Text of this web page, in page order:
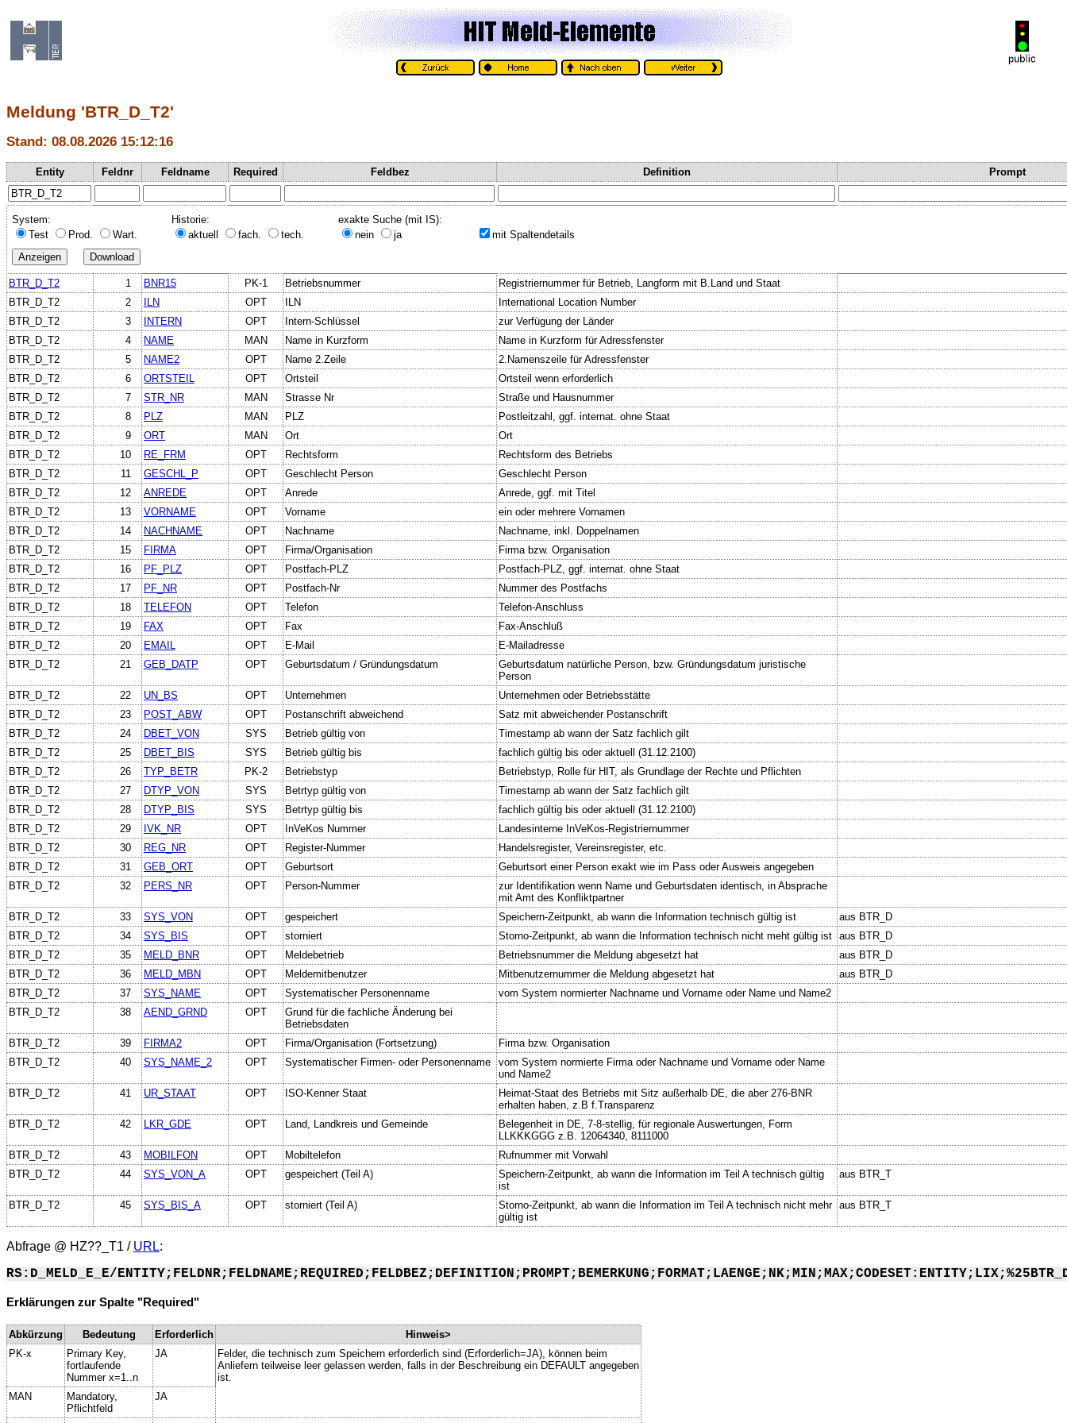
Meldung 'BTR_D_T2'
Stand: 08.08.2026 15:12:16
Entity Feldnr Feldname Required Feldbez Definition Prompt
System:
Test
Prod. Wart.
Historie:
aktuell
fach. tech.
exakte Suche (mit IS):
nein
ja mit Spaltendetails
BTR_D_T2 1 BNR15 PK-1 Betriebsnummer
Registriernummer für Betrieb, Langform mit B.Land und Staat
BTR_D_T2
2 ILN OPT ILN
International Location Number
BTR_D_T2
3 INTERN OPT Intern-Schlüssel
zur Verfügung der Länder
BTR_D_T2
4 NAME MAN Name in Kurzform
Name in Kurzform für Adressfenster
BTR_D_T2
5 NAME2 OPT Name 2.Zeile
2.Namenszeile für Adressfenster
BTR_D_T2
6 ORTSTEIL OPT Ortsteil
Ortsteil wenn erforderlich
BTR_D_T2
7 STR_NR MAN Strasse Nr
Straße und Hausnummer
BTR_D_T2
8 PLZ MAN PLZ
Postleitzahl, ggf. internat. ohne Staat
BTR_D_T2
9 ORT MAN Ort
Ort
BTR_D_T2
10 RE_FRM OPT Rechtsform
Rechtsform des Betriebs
BTR_D_T2
11 GESCHL_P OPT Geschlecht Person
Geschlecht Person
BTR_D_T2
12 ANREDE OPT Anrede
Anrede, ggf. mit Titel
BTR_D_T2
13 VORNAME OPT Vorname
ein oder mehrere Vornamen
BTR_D_T2
14 NACHNAME OPT Nachname
Nachname, inkl. Doppelnamen
BTR_D_T2
15 FIRMA OPT Firma/Organisation
Firma bzw. Organisation
BTR_D_T2
16 PF_PLZ OPT Postfach-PLZ
Postfach-PLZ, ggf. internat. ohne Staat
BTR_D_T2
17 PF_NR OPT Postfach-Nr
Nummer des Postfachs
BTR_D_T2
18 TELEFON OPT Telefon
Telefon-Anschluss
BTR_D_T2
19 FAX OPT Fax
Fax-Anschluß
BTR_D_T2
20 EMAIL OPT E-Mail
E-Mailadresse
BTR_D_T2
21 GEB_DATP OPT Geburtsdatum / Gründungsdatum
Geburtsdatum natürliche Person, bzw. Gründungsdatum juristische
Person
BTR_D_T2
22 UN_BS OPT Unternehmen
Unternehmen oder Betriebsstätte
BTR_D_T2
23 POST_ABW OPT Postanschrift abweichend
Satz mit abweichender Postanschrift
BTR_D_T2
24 DBET_VON SYS Betrieb gültig von
Timestamp ab wann der Satz fachlich gilt
BTR_D_T2
25 DBET_BIS SYS Betrieb gültig bis
fachlich gültig bis oder aktuell (31.12.2100)
BTR_D_T2
26 TYP_BETR PK-2 Betriebstyp
Betriebstyp, Rolle für HIT, als Grundlage der Rechte und Pflichten
BTR_D_T2
27 DTYP_VON SYS Betrtyp gültig von
Timestamp ab wann der Satz fachlich gilt
BTR_D_T2
28 DTYP_BIS SYS Betrtyp gültig bis
fachlich gültig bis oder aktuell (31.12.2100)
BTR_D_T2
29 IVK_NR OPT InVeKos Nummer
Landesinterne InVeKos-Registriernummer
BTR_D_T2
30 REG_NR OPT Register-Nummer
Handelsregister, Vereinsregister, etc.
BTR_D_T2
31 GEB_ORT OPT Geburtsort
Geburtsort einer Person exakt wie im Pass oder Ausweis angegeben
BTR_D_T2
32 PERS_NR OPT Person-Nummer
zur Identifikation wenn Name und Geburtsdaten identisch, in Absprache
mit Amt des Konfliktpartner
BTR_D_T2
33 SYS_VON OPT gespeichert Speichern-Zeitpunkt, ab wann die Information technisch gültig ist
aus BTR_D
BTR_D_T2
34 SYS_BIS OPT storniert Storno-Zeitpunkt, ab wann die Information technisch nicht meht gültig ist aus BTR_D
BTR_D_T2
35 MELD_BNR OPT Meldebetrieb Betriebsnummer die Meldung abgesetzt hat
aus BTR_D
BTR_D_T2
36 MELD_MBN OPT Meldemitbenutzer Mitbenutzernummer die Meldung abgesetzt hat
aus BTR_D
BTR_D_T2
37 SYS_NAME OPT Systematischer Personenname
vom System normierter Nachname und Vorname oder Name und Name2
BTR_D_T2
38 AEND_GRND OPT
Grund für die fachliche Änderung bei
Betriebsdaten
BTR_D_T2
39 FIRMA2 OPT Firma/Organisation (Fortsetzung)
Firma bzw. Organisation
BTR_D_T2
40 SYS_NAME_2 OPT Systematischer Firmen- oder Personenname
vom System normierte Firma oder Nachname und Vorname oder Name
und Name2
BTR_D_T2
41 UR_STAAT OPT ISO-Kenner Staat
Heimat-Staat des Betriebs mit Sitz außerhalb DE, die aber 276-BNR
erhalten haben, z.B f.Transparenz
BTR_D_T2
42 LKR_GDE OPT Land, Landkreis und Gemeinde
Belegenheit in DE, 7-8-stellig, für regionale Auswertungen, Form
LLKKKGGG z.B. 12064340, 8111000
BTR_D_T2
43 MOBILFON OPT Mobiltelefon
Rufnummer mit Vorwahl
BTR_D_T2
44 SYS_VON_A OPT gespeichert (Teil A)
Speichern-Zeitpunkt, ab wann die Information im Teil A technisch gültig
ist
aus BTR_T
BTR_D_T2 45 SYS_BIS_A OPT storniert (Teil A)
Storno-Zeitpunkt, ab wann die Information im Teil A technisch nicht mehr
gültig ist
aus BTR_T
Abfrage @ HZ??_T1 / URL:
RS:D_MELD_E_E/
Erklärungen zur Spalte "Required"
Abkürzung Bedeutung Erforderlich
Hinweis>
PK-x
Primary Key,
fortlaufende
Nummer x=1..n
JA
Felder, die technisch zum Speichern erforderlich sind (Erforderlich=JA), können beim
Anliefern teilweise leer gelassen werden, falls in der Beschreibung ein DEFAULT angegeben
ist.
MAN
Mandatory,
Pflichtfeld
JA